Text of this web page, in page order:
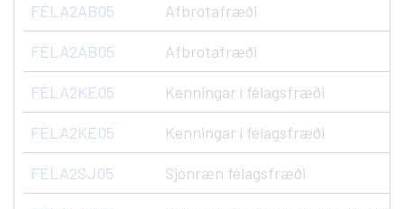
FÉLA2AB05 Afbrotafræði
FÉLA2AB05 Afbrotafræði
FÉLA2KE05 Kenningar í félagsfræði
FÉLA2KE05 Kenningar í félagsfræði
FÉLA2SJ05 Sjónræn félagsfræði